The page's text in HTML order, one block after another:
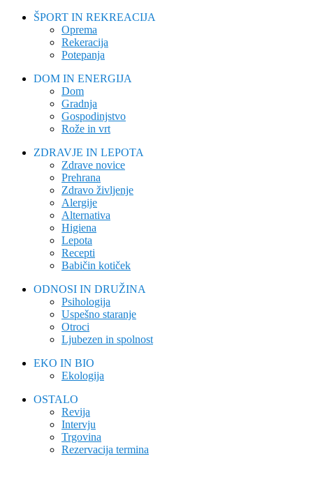
ŠPORT IN REKREACIJA
Oprema
Rekeracija
Potepanja
DOM IN ENERGIJA
Dom
Gradnja
Gospodinjstvo
Rože in vrt
ZDRAVJE IN LEPOTA
Zdrave novice
Prehrana
Zdravo življenje
Alergije
Alternativa
Higiena
Lepota
Recepti
Babičin kotiček
ODNOSI IN DRUŽINA
Psihologija
Uspešno staranje
Otroci
Ljubezen in spolnost
EKO IN BIO
Ekologija
OSTALO
Revija
Intervju
Trgovina
Rezervacija termina